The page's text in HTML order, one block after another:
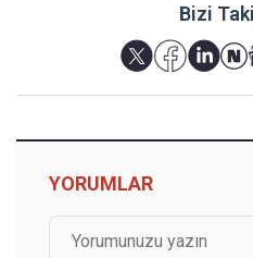
Bizi
YORUMLAR